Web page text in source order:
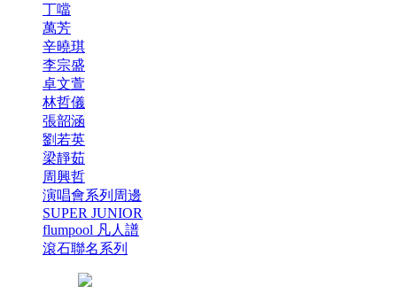
丁噹
萬芳
辛曉琪
李宗盛
卓文萱
林哲儀
張韶涵
劉若英
梁靜茹
周興哲
演唱會系列周邊
SUPER JUNIOR
flumpool 凡人譜
滾石聯名系列